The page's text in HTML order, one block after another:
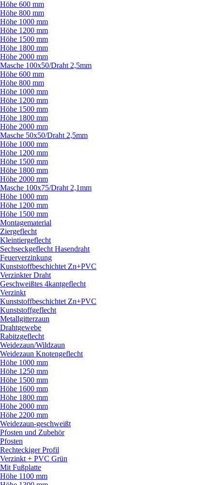
Höhe 600 mm
Höhe 800 mm
Höhe 1000 mm
Höhe 1200 mm
Höhe 1500 mm
Höhe 1800 mm
Höhe 2000 mm
Masche 100x50/Draht 2,5mm
Höhe 600 mm
Höhe 800 mm
Höhe 1000 mm
Höhe 1200 mm
Höhe 1500 mm
Höhe 1800 mm
Höhe 2000 mm
Masche 50x50/Draht 2,5mm
Höhe 1000 mm
Höhe 1200 mm
Höhe 1500 mm
Höhe 1800 mm
Höhe 2000 mm
Masche 100x75/Draht 2,1mm
Höhe 1000 mm
Höhe 1200 mm
Höhe 1500 mm
Montagematerial
Ziergeflecht
Kleintiergeflecht
Sechseckgeflecht Hasendraht
Feuerverzinkung
Kunststoffbeschichtet Zn+PVC
Verzinkter Draht
Geschweißtes 4kantgeflecht
Verzinkt
Kunststoffbeschichtet Zn+PVC
Kunststoffgeflecht
Metallgitterzaun
Drahtgewebe
Rabitzgeflecht
Weidezaun/Wildzaun
Weidezaun Knotengeflecht
Höhe 1000 mm
Höhe 1250 mm
Höhe 1500 mm
Höhe 1600 mm
Höhe 1800 mm
Höhe 2000 mm
Höhe 2200 mm
Weidezaun-geschweißt
Pfosten und Zubehör
Pfosten
Rechteckiger Profil
Verzinkt + PVC Grün
Mit Fußplatte
Höhe 1100 mm